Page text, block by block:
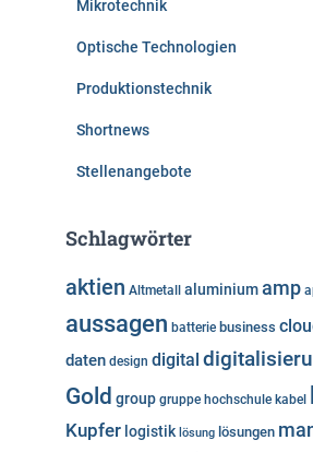
Mikrotechnik
Optische Technologien
Produktionstechnik
Shortnews
Stellenangebote
Schlagwörter
aktien Altmetall aluminiumamp
aussagen batterie business
daten design digital
Gold group gruppe hochschule kabel
Kupfer logistik lösung lösungen